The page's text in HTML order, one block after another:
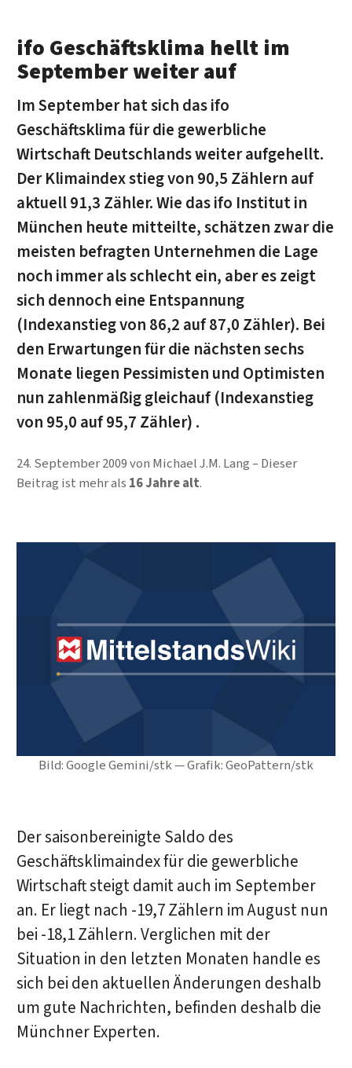
Bild: Google Gemini/stk — Grafik: GeoPattern/stk
ifo Geschäftsklima hellt im
September weiter auf
Im September hat sich das ifo
Geschäftsklima für die gewerbliche
Wirtschaft Deutschlands weiter aufgehellt.
Der Klimaindex stieg von 90,5 Zählern auf
aktuell 91,3 Zähler. Wie das ifo Institut in
München heute mitteilte, schätzen zwar die
meisten befragten Unternehmen die Lage
noch immer als schlecht ein, aber es zeigt
sich dennoch eine Entspannung
(Indexanstieg von 86,2 auf 87,0 Zähler). Bei
den Erwartungen für die nächsten sechs
Monate liegen Pessimisten und Optimisten
nun zahlenmäßig gleichauf (Indexanstieg
von 95,0 auf 95,7 Zähler) .
24. September 2009von Michael J.M. Lang
Dieser
Beitrag ist mehr als 16 Jahre alt.
Der saisonbereinigte Saldo des
Geschäftsklimaindex für die gewerbliche
Wirtschaft steigt damit auch im September
an. Er liegt nach -19,7 Zählern im August nun
bei -18,1 Zählern. Verglichen mit der
Situation in den letzten Monaten handle es
sich bei den aktuellen Änderungen deshalb
um gute Nachrichten, befinden deshalb die
Münchner Experten.